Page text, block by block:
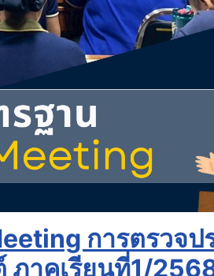
การตรวจ
ภาคเรียนที่1/